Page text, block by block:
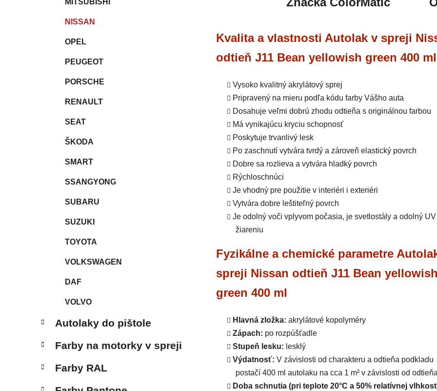
NISSAN
OPEL
PEUGEOT
PORSCHE
RENAULT
SEAT
ŠKODA
SMART
SSANGYONG
SUBARU
SUZUKI
TOYOTA
VOLKSWAGEN
DAF
VOLVO
Autolaky do pištole
Farby na motorky v spreji
Farby RAL
Kvalita a vlastnosti Autolak v spreji
odtieň J11 Bean yellowish green 400 ml
Vysoko kvalitný akrylátový sprej
Pripravený na mieru podľa kódu farby Vášho auta
Dosahuje veľmi dobrú zhodu odtieňa s originálnou farbou
Má vynikajúcu kryciu schopnosť
Poskytuje trvanlivý lesk
Po zaschnutí vytvára tvrdý a zároveň elastický povrch
Dobre sa rozlieva a vytvára hladký povrch
Rýchloschnúci
Je vhodný pre použitie v interiéri i exteriéri
Vytvára dobre leštiteľný povrch
Je odolný voči vplyvom počasia, je svetlostály a odolný UV
žiareniu
Fyzikálne a chemické parametre
spreji Nissan odtieň J11 Bean yellowish
green 400 ml
Hlavná zložka: akrylátové kopolyméry
Zápach: po rozpúšťadle
Stupeň lesku: lesklý
Výdatnosť: V závislosti od charakteru a odtieňa podkladu
postačí 400 ml autolaku na cca 1 m² v závislosti od
Doba schnutia (pri teplote 20°C a 50% relatívnej